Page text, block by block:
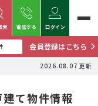
索 電話する ログイン
会員登録はこちら
2026.08.07 更新
て物件情報